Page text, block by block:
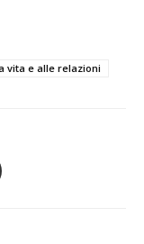
vita e alle relazioni